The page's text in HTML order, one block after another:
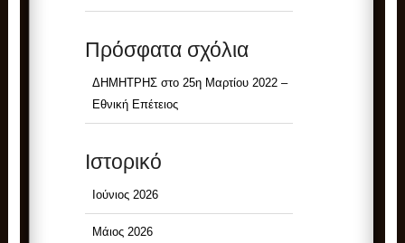
Πρόσφατα σχόλια
ΔΗΜΗΤΡΗΣ στο25η Μαρτίου 2022 –
Εθνική Επέτειος
Ιστορικό
Ιούνιος 2026
Μάιος 2026